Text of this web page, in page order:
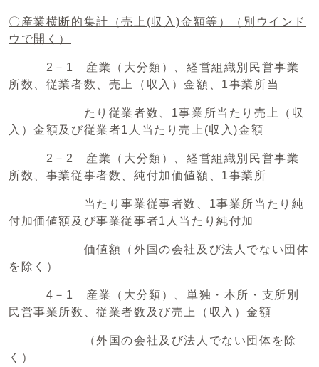
〇産業横断的集計（売上(収入)金額等）
（別ウインド
ウで開く）
2－1 産業（大分類）、経営組織別民営事業
所数、従業者数、売上（収入）金額、1事業所当
たり従業者数、1事業所当たり売上（収
入）金額及び従業者1人当たり売上(収入)金額
2－2 産業（大分類）、経営組織別民営事業
所数、事業従事者数、純付加価値額、1事業所
当たり事業従事者数、1事業所当たり純
付加価値額及び事業従事者1人当たり純付加
価値額（外国の会社及び法人でない団体
を除く）
4－1 産業（大分類）、単独・本所・支所別
民営事業所数、従業者数及び売上（収入）金額
（外国の会社及び法人でない団体を除
く）